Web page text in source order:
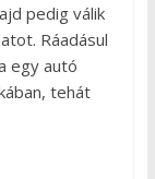
pedig válik
Ráadásul
egy autó
tehát